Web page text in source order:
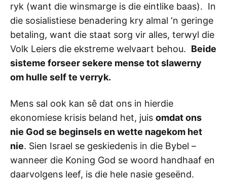
ryk (want die winsmarge is die eintlike baas). In
die sosialistiese benadering kry almal ‘n geringe
betaling, want die staat sorg vir alles, terwyl die
Volk Leiers die ekstreme welvaart behou. Beide
sisteme forseer sekere mense tot slawerny
om hulle self te verryk.
Mens sal ook kan sê dat ons in hierdie
ekonomiese krisis beland het, juis omdat ons
nie God se beginsels en wette nagekom het
nie. Sien Israel se geskiedenis in die Bybel –
wanneer die Koning God se woord handhaaf en
daarvolgens leef, is die hele nasie geseënd.